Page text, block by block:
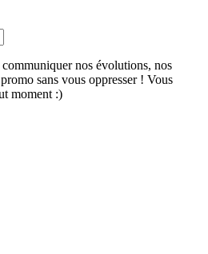
nos évolutions, nos
sans vous oppresser ! Vous
moment :)